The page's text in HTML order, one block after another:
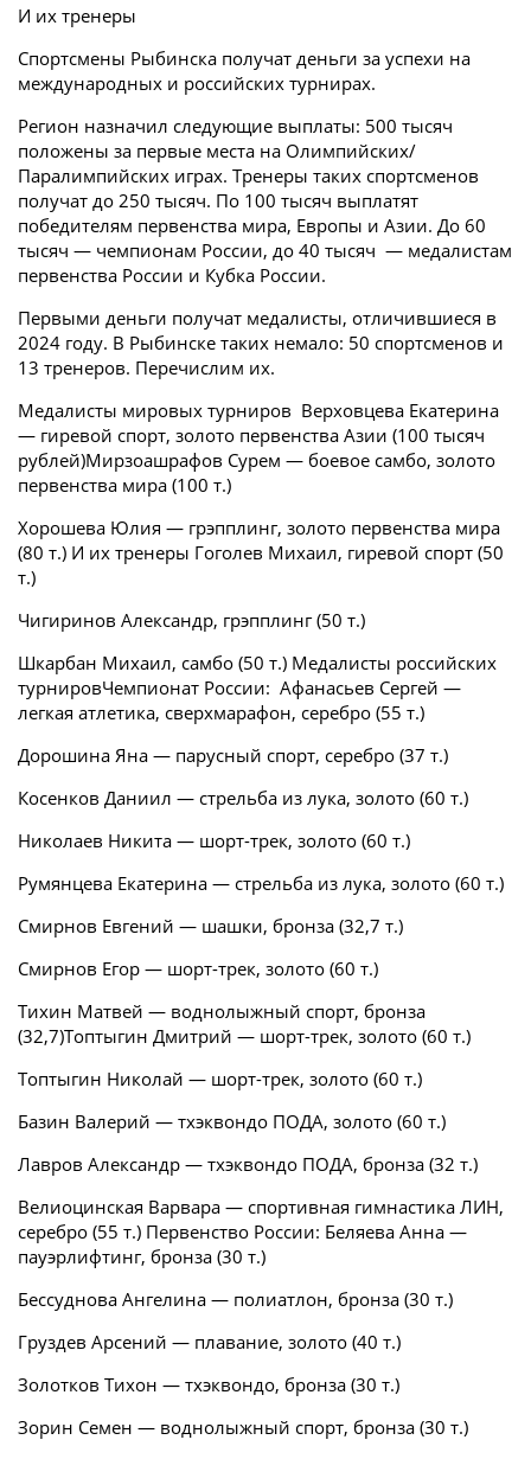
И их тренеры
Спортсмены Рыбинска получат деньги за успехи на
международных и российских турнирах.
Регион назначил следующие выплаты: 500 тысяч
положены за первые места на Олимпийских/
Паралимпийских играх. Тренеры таких спортсменов
получат до 250 тысяч. По 100 тысяч выплатят
победителям первенства мира, Европы и Азии. До 60
тысяч — чемпионам России, до 40 тысяч — медалистам
первенства России и Кубка России.
Первыми деньги получат медалисты, отличившиеся в
2024 году. В Рыбинске таких немало: 50 спортсменов и
13 тренеров. Перечислим их.
Медалисты мировых турниров Верховцева Екатерина
— гиревой спорт, золото первенства Азии (100 тысяч
рублей)Мирзоашрафов Сурем — боевое самбо, золото
первенства мира (100 т.)
Хорошева Юлия — грэпплинг, золото первенства мира
(80 т.) И их тренеры Гоголев Михаил, гиревой спорт (50
т.)
Чигиринов Александр, грэпплинг (50 т.)
Шкарбан Михаил, самбо (50 т.) Медалисты российских
турнировЧемпионат России: Афанасьев Сергей —
легкая атлетика, сверхмарафон, серебро (55 т.)
Дорошина Яна — парусный спорт, серебро (37 т.)
Косенков Даниил — стрельба из лука, золото (60 т.)
Николаев Никита — шорт-трек, золото (60 т.)
Румянцева Екатерина — стрельба из лука, золото (60 т.)
Смирнов Евгений — шашки, бронза (32,7 т.)
Смирнов Егор — шорт-трек, золото (60 т.)
Тихин Матвей — воднолыжный спорт, бронза
(32,7)Топтыгин Дмитрий — шорт-трек, золото (60 т.)
Топтыгин Николай — шорт-трек, золото (60 т.)
Базин Валерий — тхэквондо ПОДА, золото (60 т.)
Лавров Александр — тхэквондо ПОДА, бронза (32 т.)
Велиоцинская Варвара — спортивная гимнастика ЛИН,
серебро (55 т.) Первенство России: Беляева Анна —
пауэрлифтинг, бронза (30 т.)
Бессуднова Ангелина — полиатлон, бронза (30 т.)
Груздев Арсений — плавание, золото (40 т.)
Золотков Тихон — тхэквондо, бронза (30 т.)
Зорин Семен — воднолыжный спорт, бронза (30 т.)